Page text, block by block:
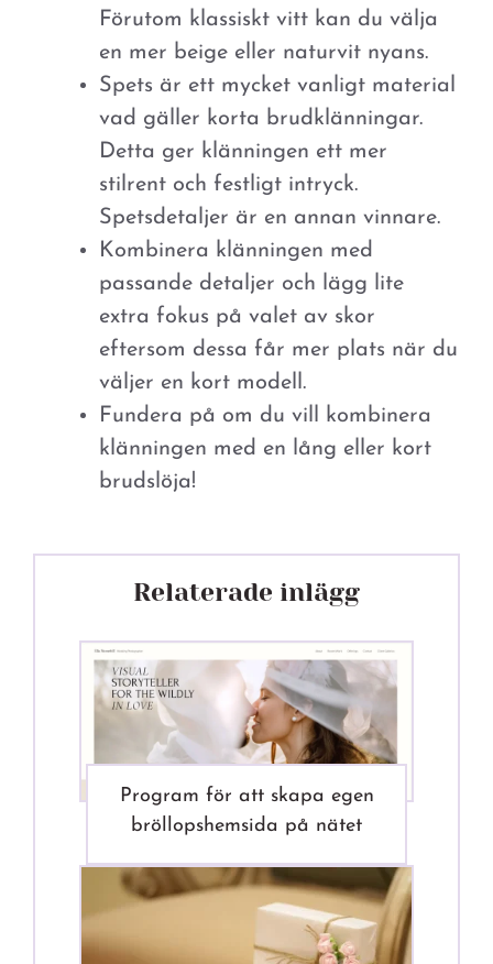
Förutom klassiskt vitt kan du välja
en mer beige eller naturvit nyans.
Spets är ett mycket vanligt material
vad gäller korta brudklänningar.
Detta ger klänningen ett mer
stilrent och festligt intryck.
Spetsdetaljer är en annan vinnare.
Kombinera klänningen med
passande detaljer och lägg lite
extra fokus på valet av skor
eftersom dessa får mer plats när du
väljer en kort modell.
Fundera på om du vill kombinera
klänningen med en lång eller kort
brudslöja!
Relaterade inlägg
Program för att skapa egen
bröllopshemsida på nätet